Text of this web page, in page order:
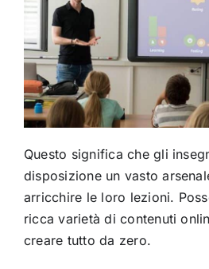
Questo significa che gli
disposizione un vasto
arricchire le loro lezioni.
ricca varietà di contenuti
creare tutto da zero.